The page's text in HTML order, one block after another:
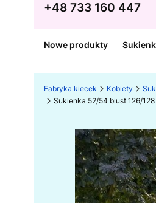
+48 733 160 447
Nowe produkty
Fabryka kiecek Kobiety
Sukienka 52/54 biust 126/128